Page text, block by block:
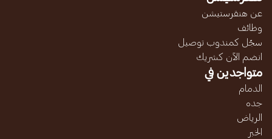
عن هنقرستيشن
وظائف
سجّل كمندوب توصيل
انضم الآن كشريك
متواجدين في
الدمام
جده
الرياض
الخبر